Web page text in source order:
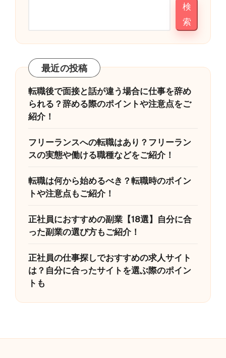
検
索
最近の投稿
転職後で面接と話が違う場合に仕事を辞め
られる？辞める際のポイントや注意点をご
紹介！
フリーランスへの転職はあり？フリーラン
スの実態や働ける職種などをご紹介！
転職は何から始めるべき？転職時のポイン
トや注意点もご紹介！
正社員におすすめの副業【18選】自分に合
った副業の選び方もご紹介！
正社員の仕事探しでおすすめの求人サイト
は？自分に合ったサイトを選ぶ際のポイン
トも